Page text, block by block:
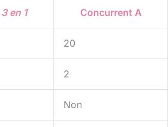
en 1 Concurrent A
20
2
Non